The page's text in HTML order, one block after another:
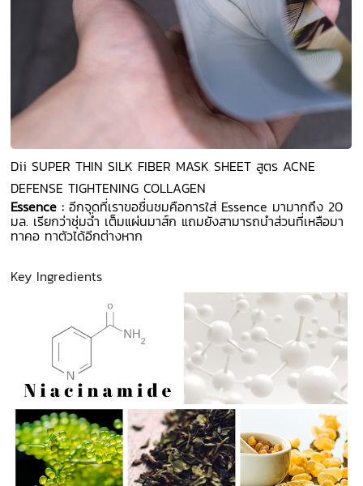
Dii SUPER THIN SILK FIBER MASK SHEET สูตร ACNE
DEFENSE TIGHTENING COLLAGEN
Essence : อีกจุดที่เราขอชื่นชมคือการใส่ Essence มามากถึง 20
มล. เรียกว่าชุ่มฉ่ำ เต็มแผ่นมาส์ก แถมยังสามารถนำส่วนที่เหลือมา
ทาคอ ทาตัวได้อีกต่างหาก
Key Ingredients